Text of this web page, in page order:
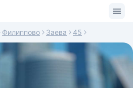
Филиппово Заева 45